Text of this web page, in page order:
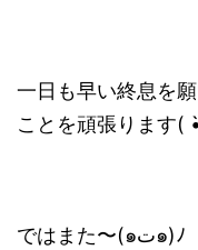
一日も早い終息を
ことを頑張ります(
ではまた〜(๑ت๑)ﾉ